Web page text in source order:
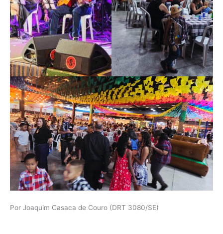
Por Joaquim Casaca de Couro (DRT 3080/SE)